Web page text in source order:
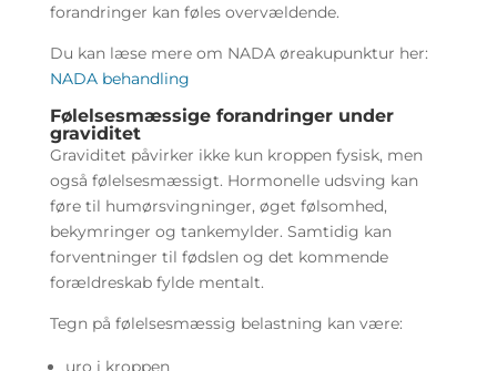
forandringer kan føles overvældende.
Du kan læse mere om NADA øreakupunktur her:
NADA behandling
Følelsesmæssige forandringer under
graviditet
Graviditet påvirker ikke kun kroppen fysisk, men
også følelsesmæssigt. Hormonelle udsving kan
føre til humørsvingninger, øget følsomhed,
bekymringer og tankemylder. Samtidig kan
forventninger til fødslen og det kommende
forældreskab fylde mentalt.
Tegn på følelsesmæssig belastning kan være:
uro i kroppen